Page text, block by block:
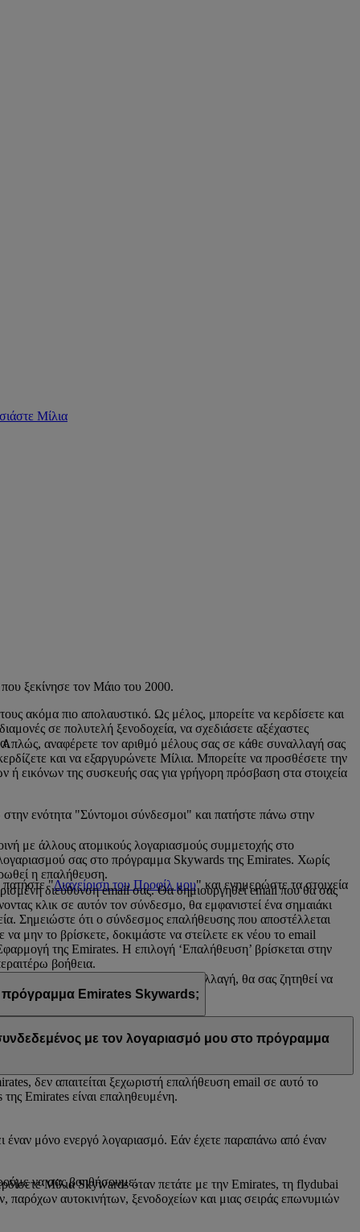
Μίλια
ξεκίνησε τον Μάιο του 2000.
ακόμα πιο απολαυστικό. Ως μέλος, μπορείτε να κερδίσετε και
σε πολυτελή ξενοδοχεία, να σχεδιάσετε αξέχαστες
αναφέρετε τον αριθμό μέλους σας σε κάθε συναλλαγή σας
και να εξαργυρώνετε Μίλια. Μπορείτε να προσθέσετε την
εικόνων της συσκευής σας για γρήγορη πρόσβαση στα στοιχεία
ενότητα "Σύντομοι σύνδεσμοι" και πατήστε πάνω στην
πατήστε "Διαχείριση του Προφίλ μου" και ενημερώστε τα στοιχεία
με άλλους ατομικούς λογαριασμούς συμμετοχής στο
σας στο πρόγραμμα Skywards της Emirates. Χωρίς
η επαλήθευση.
διεύθυνση email σας. Θα δημιουργηθεί email που θα σας
κλικ σε αυτόν τον σύνδεσμο, θα εμφανιστεί ένα σημαιάκι
Σημειώστε ότι ο σύνδεσμος επαλήθευσης που αποστέλλεται
μην το βρίσκετε, δοκιμάστε να στείλετε εκ νέου το email
της Emirates. Η επιλογή ‘Επαλήθευση’ βρίσκεται στην
βοήθεια.
email σας. Μόλις κάνετε αυτή την αλλαγή, θα σας ζητηθεί να
πρόγραμμα Emirates Skywards;
στην επαλήθευση.Επικοινωνήστε μαζί μαςγια
με τον λογαριασμό μου στο πρόγραμμα
δεν απαιτείται ξεχωριστή επαλήθευση email σε αυτό το
Emirates είναι επαληθευμένη.
μόνο ενεργό λογαριασμό. Εάν έχετε παραπάνω από έναν
να σας βοηθήσουμε.
Μίλια Skywards όταν πετάτε με την Emirates, τη flydubai
αυτοκινήτων, ξενοδοχείων και μιας σειράς επωνυμιών